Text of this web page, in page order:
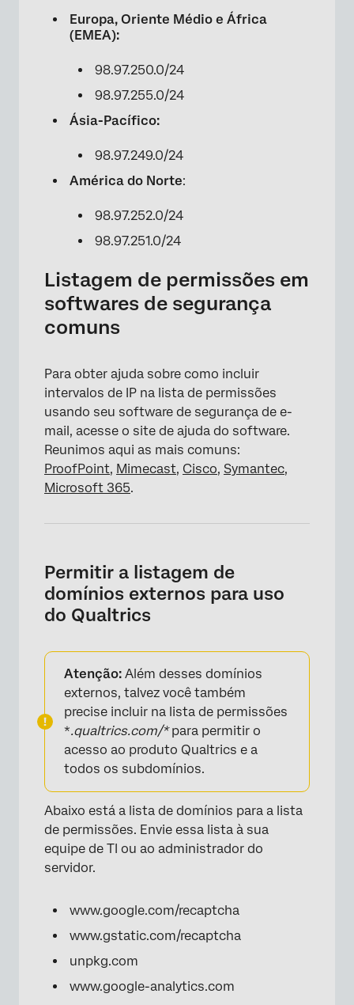
Europa, Oriente Médio e África
(EMEA):
98.97.250.0/24
98.97.255.0/24
Ásia-Pacífico:
98.97.249.0/24
América do Norte:
98.97.252.0/24
98.97.251.0/24
Listagem de permissões em
softwares de segurança
comuns
Para obter ajuda sobre como incluir
intervalos de IP na lista de permissões
usando seu software de segurança de e-
mail, acesse o site de ajuda do software.
Reunimos aqui as mais comuns:
ProofPoint, Mimecast, Cisco, Symantec,
Microsoft 365.
Permitir a listagem de
domínios externos para uso
do Qualtrics
Atenção: Além desses domínios
externos, talvez você também
precise incluir na lista de permissões
*.qualtrics.com/*para permitir o
acesso ao produto Qualtrics e a
todos os subdomínios.
Abaixo está a lista de domínios para a lista
de permissões. Envie essa lista à sua
equipe de TI ou ao administrador do
servidor.
www.google.com/recaptcha
www.gstatic.com/recaptcha
unpkg.com
www.google-analytics.com